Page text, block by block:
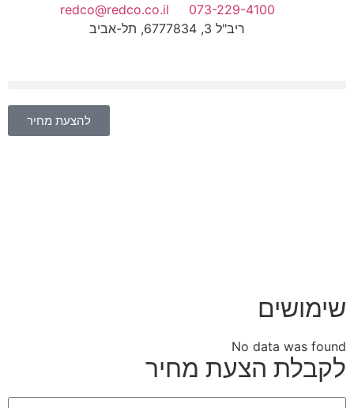
073-229-4100
redco@redco.co.il
ריב"ל 3, 6777834, תל-אביב
להצעת מחיר
שימושים
No data was found
לקבלת הצעת מחיר